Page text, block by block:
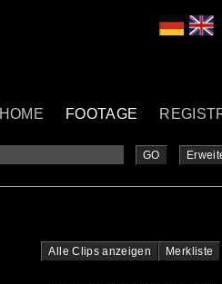
HOME FOOTAGE
GO
Alle Clips anzeigen Merkliste